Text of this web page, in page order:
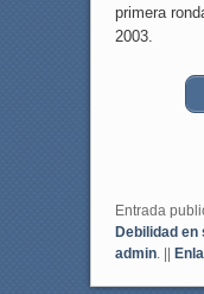
primera
2003.
Entrada
Debilidad en
admin. ||